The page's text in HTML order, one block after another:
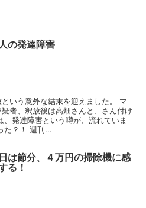
の発達障害
いう意外な結末を迎えました。 マ
者、釈放後は高畑さんと、さん付け
発達障害という噂が、流れていま
た？！ 週刊...
は節分、４万円の掃除機に感
る！